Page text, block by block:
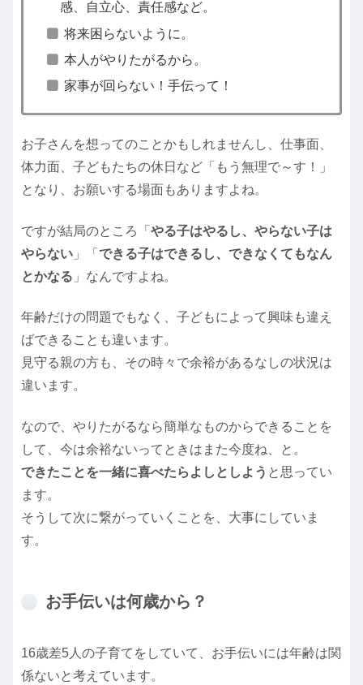
感、自立心、責任感など。
将来困らないように。
本人がやりたがるから。
家事が回らない！手伝って！
お子さんを想ってのことかもしれませんし、仕事面、
体力面、子どもたちの休日など「もう無理で～す！」
となり、お願いする場面もありますよね。
ですが結局のところ「 やる子はやるし、やらない子は
やらない 」「 できる子はできるし、できなくてもなん
とかなる 」なんですよね。
年齢だけの問題でもなく、子どもによって興味も違え
ばできることも違います。
見守る親の方も、その時々で余裕があるなしの状況は
違います。
なので、やりたがるなら簡単なものからできることを
して、今は余裕ないってときはまた今度ね、と。
できたことを一緒に喜べたらよしとしよう と思ってい
ます。
そうして次に繋がっていくことを、大事にしていま
す。
お手伝いは何歳から？
16歳差5人の子育てをしていて、お手伝いには年齢は関
係ないと考えています。